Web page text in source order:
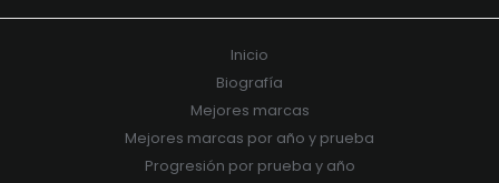
Inicio
Biografía
Mejores marcas
Mejores marcas por año y prueba
Progresión por prueba y año